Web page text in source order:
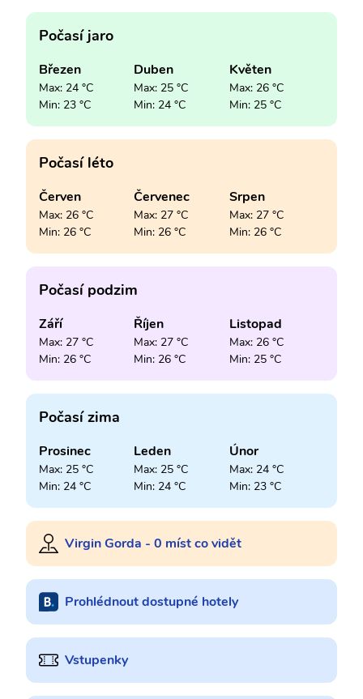
Počasí jaro
Březen
Max: 24 °C
Min: 23 °C
Duben
Max: 25 °C
Min: 24 °C
Květen
Max: 26 °C
Min: 25 °C
Počasí léto
Červen
Max: 26 °C
Min: 26 °C
Červenec
Max: 27 °C
Min: 26 °C
Srpen
Max: 27 °C
Min: 26 °C
Počasí podzim
Září
Max: 27 °C
Min: 26 °C
Říjen
Max: 27 °C
Min: 26 °C
Listopad
Max: 26 °C
Min: 25 °C
Počasí zima
Prosinec
Max: 25 °C
Min: 24 °C
Leden
Max: 25 °C
Min: 24 °C
Únor
Max: 24 °C
Min: 23 °C
Virgin Gorda - 0 míst co vidět
Prohlédnout dostupné hotely
Vstupenky